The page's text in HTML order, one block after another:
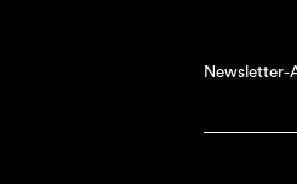
Newsletter-